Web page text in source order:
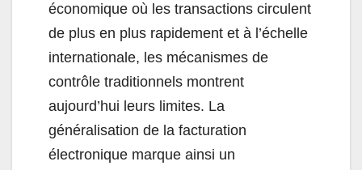
économique où les transactions circulent
de plus en plus rapidement et à l’échelle
internationale, les mécanismes de
contrôle traditionnels montrent
aujourd’hui leurs limites. La
généralisation de la facturation
électronique marque ainsi un